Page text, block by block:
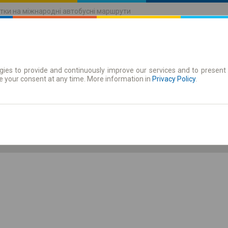
на міжнародні автобусні маршрути
Абонементи
to provide and continuously improve our services and to
your consent at any time. More information in Privacy Policy.